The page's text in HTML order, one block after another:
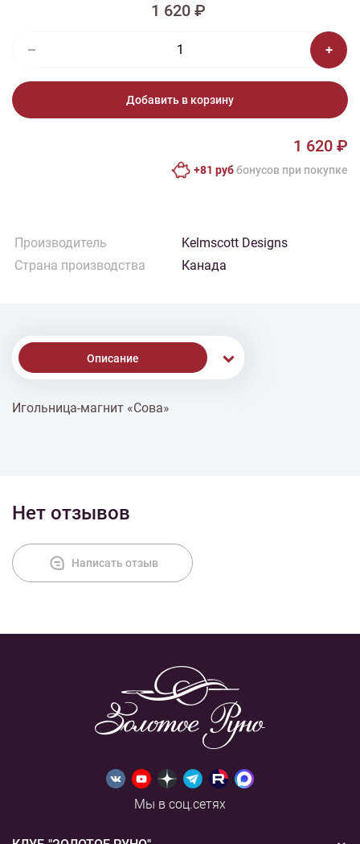
1 620 ₽
Добавить в корзину
1 620 ₽
+81 руббонусов при покупке
Производитель
Kelmscott Designs
Страна производства
Канада
Описание
% Скидки
Игольница-магнит «Сова»
Нет отзывов
Написать отзыв
Мы в соц.сетях